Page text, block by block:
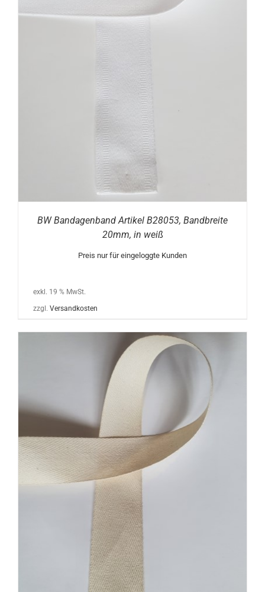
BW Bandagenband Artikel B28053, Bandbreite
20mm, in weiß
Preis nur für eingeloggte Kunden
exkl. 19 % MwSt.
zzgl. Versandkosten